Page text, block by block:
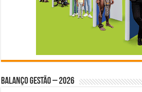
BALANÇO GESTÃO – 2026